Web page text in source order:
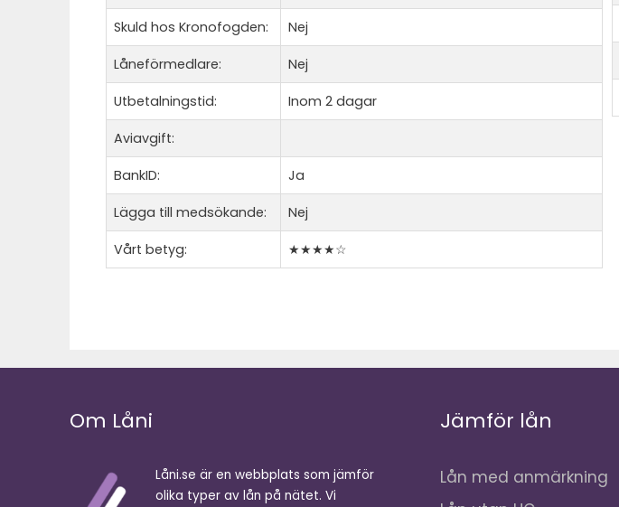
Skuld hos Kronofogden: Nej
Låneförmedlare: Nej
Utbetalningstid: Inom 2 dagar
Aviavgift:
BankID: Ja
Lägga till medsökande: Nej
Vårt betyg: ★★★★☆
Om Låni
Låni.se är en webbplats som jämför
olika typer av lån på nätet. Vi
Jämför lån
Lån med anmärkning